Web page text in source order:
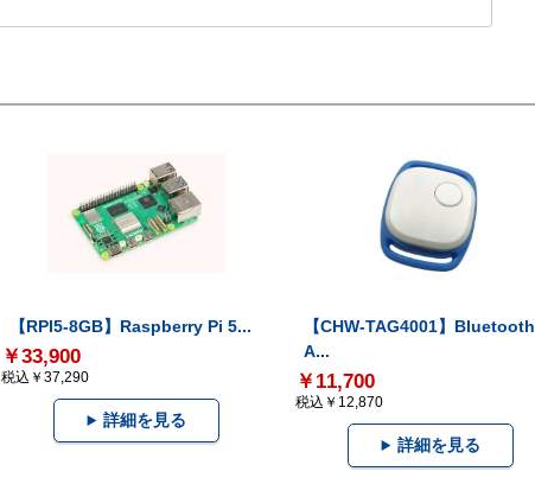
【RPI5-8GB】Raspberry Pi 5...
￥33,900
税込￥37,290
詳細を見る
【CHW-TAG4001】Bluetooth
A...
￥11,700
税込￥12,870
詳細を見る